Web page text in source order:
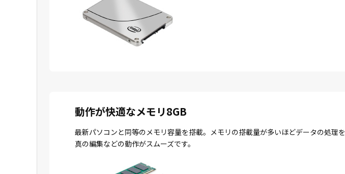
動作が快適なメモリ8GB
最新パソコンと同等のメモリ容量を搭載。メモリの搭載量が多いほどデータの処
真の編集などの動作がスムーズです。